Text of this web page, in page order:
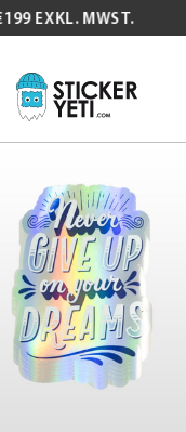
EXKL. MWST.
Zum
Inhalt
springen